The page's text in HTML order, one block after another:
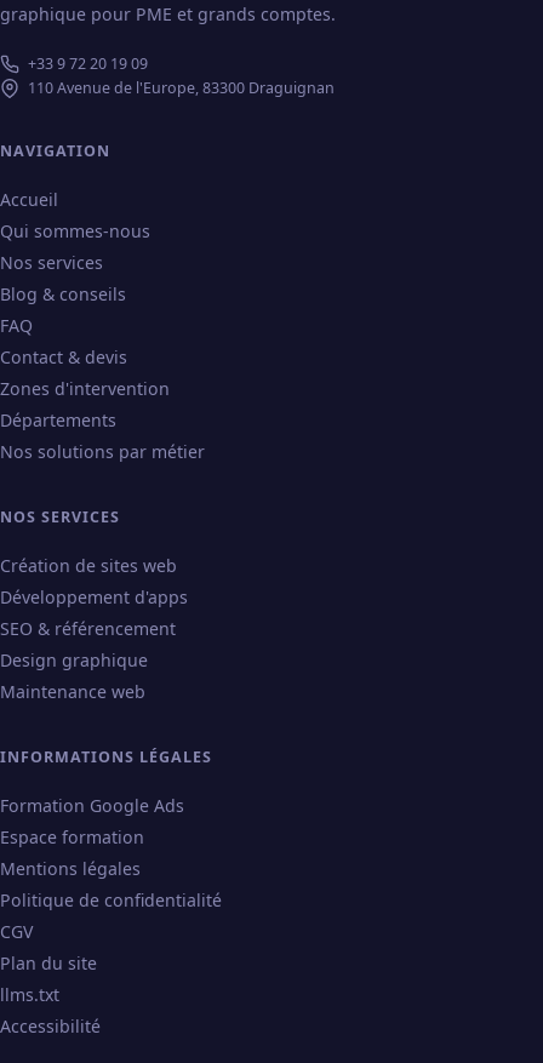
graphique pour PME et grands comptes.
+33 9 72 20 19 09
110 Avenue de l'Europe, 83300 Draguignan
NAVIGATION
Accueil
Qui sommes-nous
Nos services
Blog & conseils
FAQ
Contact & devis
Zones d'intervention
Départements
Nos solutions par métier
NOS SERVICES
Création de sites web
Développement d'apps
SEO & référencement
Design graphique
Maintenance web
INFORMATIONS LÉGALES
Formation Google Ads
Espace formation
Mentions légales
Politique de confidentialité
CGV
Plan du site
llms.txt
Accessibilité